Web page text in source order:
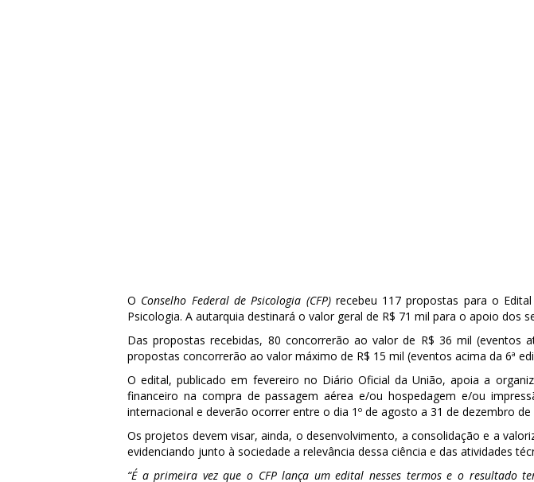
O Conselho Federal de Psicologia (CFP)recebeu 117 propostas para o
Psicologia. A autarquia destinará o valor geral de R$ 71 mil para o apoio dos
Das propostas recebidas, 80 concorrerão ao valor de R$ 36 mil (eventos
propostas concorrerão ao valor máximo de R$ 15 mil (eventos acima da 6ª
O edital, publicado em fevereiro no Diário Oficial da União, apoia a
financeiro na compra de passagem aérea e/ou hospedagem e/ou
internacional e deverão ocorrer entre o dia 1º de agosto a 31 de dezembro de
Os projetos devem visar, ainda, o desenvolvimento, a consolidação e a
evidenciando junto à sociedade a relevância dessa ciência e das atividades
“É a primeira vez que o CFP lança um edital nesses termos e o resultado